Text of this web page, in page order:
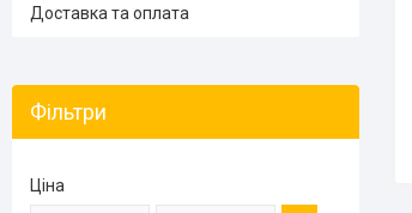
Доставка та оплата
Фільтри
Ціна